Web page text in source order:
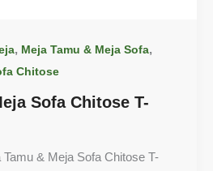
, Meja Tamu & Meja Sofa,
Chitose
Sofa Chitose T-
& Meja Sofa Chitose T-